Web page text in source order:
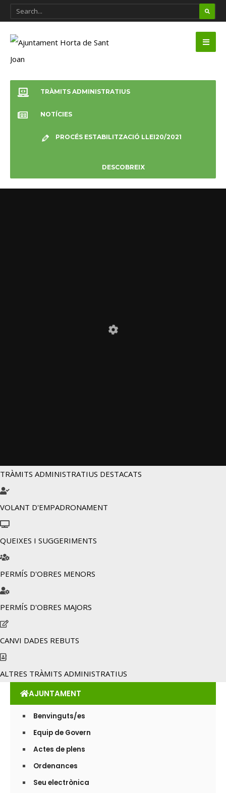
TRÀMITS ADMINISTRATIUS
NOTÍCIES
PROCÉS ESTABILITZACIÓ LLEI20/2021
DESCOBREIX
TRÀMITS ADMINISTRATIUS DESTACATS
VOLANT D'EMPADRONAMENT
QUEIXES I SUGGERIMENTS
PERMÍS D'OBRES MENORS
PERMÍS D'OBRES MAJORS
CANVI DADES REBUTS
ALTRES TRÀMITS ADMINISTRATIUS
AJUNTAMENT
Benvinguts/es
Equip de Govern
Actes de plens
Ordenances
Seu electrònica